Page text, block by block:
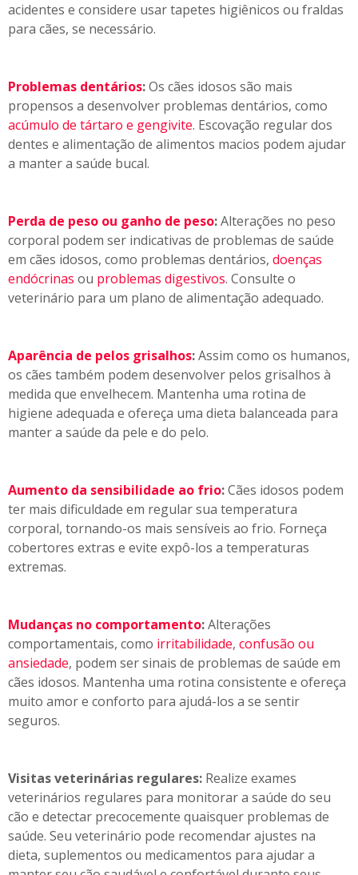
acidentes e considere usar tapetes higiênicos ou fraldas
para cães, se necessário.
Problemas dentários:Os cães idosos são mais
propensos a desenvolver problemas dentários, como
acúmulo de tártaro e gengivite. Escovação regular dos
dentes e alimentação de alimentos macios podem ajudar
a manter a saúde bucal.
Perda de peso ou ganho de peso:Alterações no peso
corporal podem ser indicativas de problemas de saúde
em cães idosos, como problemas dentários, doenças
endócrinas ou problemas digestivos. Consulte o
veterinário para um plano de alimentação adequado.
Aparência de pelos grisalhos:Assim como os humanos,
os cães também podem desenvolver pelos grisalhos à
medida que envelhecem. Mantenha uma rotina de
higiene adequada e ofereça uma dieta balanceada para
manter a saúde da pele e do pelo.
Aumento da sensibilidade ao frio:Cães idosos podem
ter mais dificuldade em regular sua temperatura
corporal, tornando-os mais sensíveis ao frio. Forneça
cobertores extras e evite expô-los a temperaturas
extremas.
Mudanças no comportamento:Alterações
comportamentais, como irritabilidade, confusão ou
ansiedade, podem ser sinais de problemas de saúde em
cães idosos. Mantenha uma rotina consistente e ofereça
muito amor e conforto para ajudá-los a se sentir
seguros.
Visitas veterinárias regulares: Realize exames
veterinários regulares para monitorar a saúde do seu
cão e detectar precocemente quaisquer problemas de
saúde. Seu veterinário pode recomendar ajustes na
dieta, suplementos ou medicamentos para ajudar a